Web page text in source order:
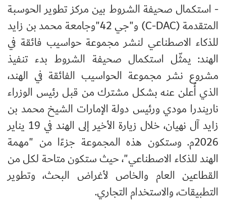
- استكمال صحيفة الشروط بين مركز تطوير الحوسبة
المتقدمة (C-DAC
) و"جي 42"وجامعة محمد بن زايد
للذكاء الاصطناعي لنشر مجموعة حواسيب فائقة في
الهند: يمثّل استكمال صحيفة الشروط بدء تنفيذ
مشروع نشر مجموعة الحواسيب الفائقة في الهند،
الذي أُعلن عنه بشكل مشترك من قبل رئيس الوزراء
ناريندرا مودي ورئيس دولة الإمارات الشيخ محمد بن
زايد آل نهيان، خلال زيارة الأخير إلى الهند في 19 يناير
2026م. وستكون هذه المجموعة جزءًا من "مهمة
الهند للذكاء الاصطناعي"، حيث ستكون متاحة لكل من
القطاعين العام والخاص لأغراض البحث، وتطوير
التطبيقات، والاستخدام التجاري.